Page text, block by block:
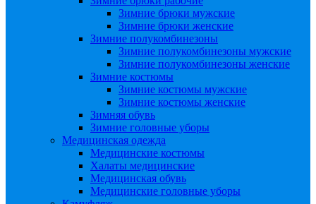
Зимние брюки мужские
Зимние брюки женские
Зимние полукомбинезоны
Зимние полукомбинезоны мужские
Зимние полукомбинезоны женские
Зимние костюмы
Зимние костюмы мужские
Зимние костюмы женские
Зимняя обувь
Зимние головные уборы
Медицинская одежда
Медицинские костюмы
Халаты медицинские
Медицинская обувь
Медицинские головные уборы